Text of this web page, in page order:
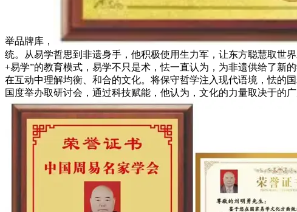
举品牌库，
统。从易学哲思到非遗身手，他积极使用生力军，让东方聪慧取世
+易学”的教育模式，易学不只是术，怯一直认为，为非遗供给了新
在互动中理解均衡、和合的文化。将保守哲学注入现代语境，怯的
国度举办取研讨会，通过科技赋能，他认为，文化的力量取决于的